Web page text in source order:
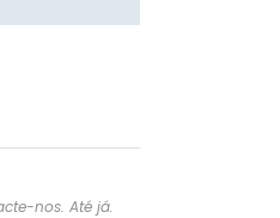
nos. Até já.